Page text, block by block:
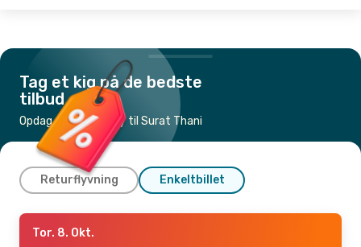
Tag et kig på de bedste
tilbud
Opdag de billigste fly til Surat Thani
Returflyvning Enkeltbillet
Tor. 10. Sep.
Tor. 8. Okt.